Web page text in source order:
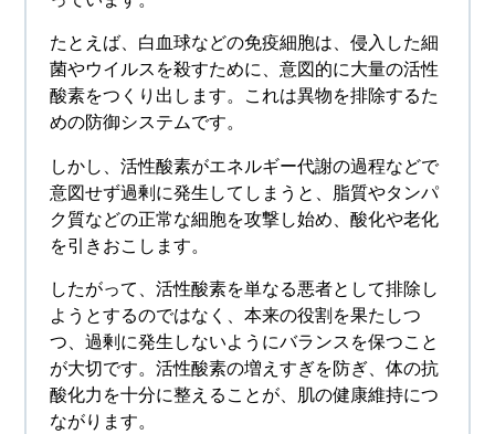
たとえば、白血球などの免疫細胞は、侵入した細
菌やウイルスを殺すために、意図的に大量の活性
酸素をつくり出します。これは異物を排除するた
めの防御システムです。
しかし、活性酸素がエネルギー代謝の過程などで
意図せず過剰に発生してしまうと、脂質やタンパ
ク質などの正常な細胞を攻撃し始め、酸化や老化
を引きおこします。
したがって、活性酸素を単なる悪者として排除し
ようとするのではなく、本来の役割を果たしつ
つ、過剰に発生しないようにバランスを保つこと
が大切です。活性酸素の増えすぎを防ぎ、体の抗
酸化力を十分に整えることが、肌の健康維持につ
ながります。